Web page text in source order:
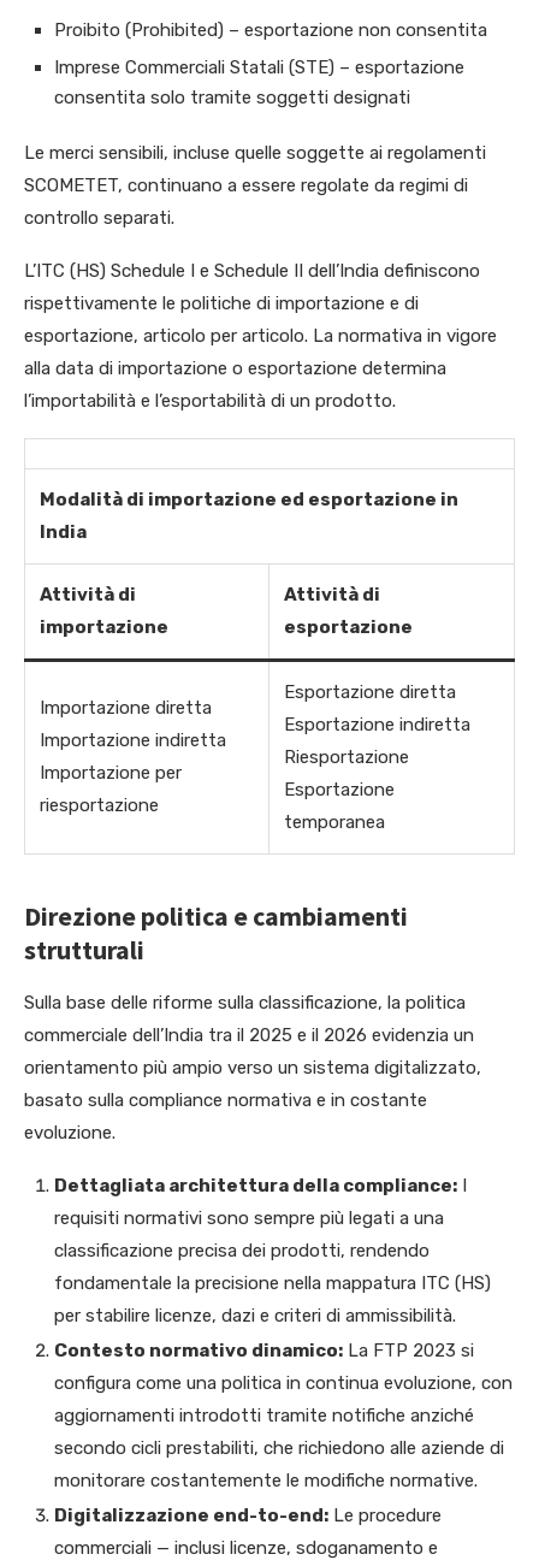
Proibito (Prohibited) – esportazione non consentita
Imprese Commerciali Statali (STE) – esportazione
consentita solo tramite soggetti designati
Le merci sensibili, incluse quelle soggette ai regolamenti
SCOMETET, continuano a essere regolate da regimi di
controllo separati.
L’ITC (HS) Schedule I e Schedule II dell’India definiscono
rispettivamente le politiche di importazione e di
esportazione, articolo per articolo. La normativa in vigore
alla data di importazione o esportazione determina
l’importabilità e l’esportabilità di un prodotto.
Modalità di importazione ed esportazione in
India
Attività di
importazione
Attività di
esportazione
Importazione diretta
Importazione indiretta
Importazione per
riesportazione
Esportazione diretta
Esportazione indiretta
Riesportazione
Esportazione
temporanea
Direzione politica e cambiamenti
strutturali
Sulla base delle riforme sulla classificazione, la politica
commerciale dell’India tra il 2025 e il 2026 evidenzia un
orientamento più ampio verso un sistema digitalizzato,
basato sulla compliance normativa e in costante
evoluzione.
Dettagliata architettura della compliance:
requisiti normativi sono sempre più legati a una
classificazione precisa dei prodotti, rendendo
fondamentale la precisione nella mappatura ITC (HS)
per stabilire licenze, dazi e criteri di ammissibilità.
Contesto normativo dinamico: La FTP 2023 si
configura come una politica in continua evoluzione, con
aggiornamenti introdotti tramite notifiche anziché
secondo cicli prestabiliti, che richiedono alle aziende di
monitorare costantemente le modifiche normative.
Digitalizzazione end-to-end: Le procedure
commerciali — inclusi licenze, sdoganamento e